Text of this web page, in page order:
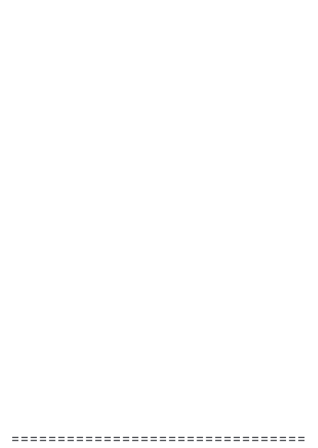
================================